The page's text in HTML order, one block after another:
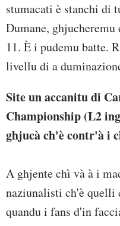
stumacati è stanchi di
Dumane,
11. È i pudemu batte.
livellu di a
Site un accanitu di
Championship (L2
ghjucà ch'è contr'à i
A ghjente chì và à i
naziunalisti ch'è quelli
quandu i fans d'in